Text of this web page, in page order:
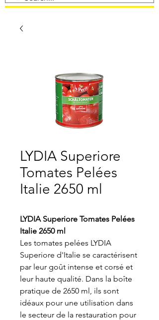
LYDIA Superiore
Tomates Pelées
Italie 2650 ml
LYDIA Superiore Tomates Pelées
Italie 2650 ml
Les tomates pelées LYDIA
Superiore d'Italie se caractérisent
par leur goût intense et corsé et
leur haute qualité. Dans la boîte
pratique de 2650 ml, ils sont
idéaux pour une utilisation dans
le secteur de la restauration pour